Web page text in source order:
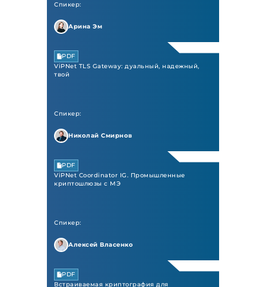
Спикер:
Арина Эм
PDF
ViPNet TLS Gateway: дуальный, надежный,
твой
Спикер:
Николай Смирнов
PDF
ViPNet Сoordinator IG. Промышленные
криптошлюзы с МЭ
Спикер:
Алексей Власенко
PDF
Встраиваемая криптография для